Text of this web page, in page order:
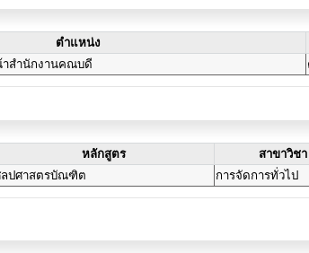
ตำแหน่ง
สำนักงานคณบดี
หลักสูตร สาขาวิชา
ปศาสตรบัณฑิต การจัดการทั่วไป